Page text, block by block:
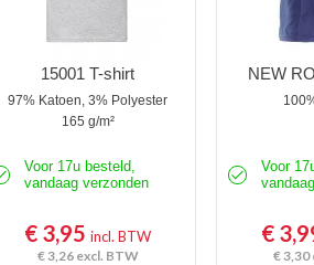
15001 T-shirt
97% Katoen, 3% Polyester
165 g/m²
Voor 17u besteld,
vandaag verzonden
€ 3,95incl. BTW
€ 3,26 excl. BTW
NEW
Voor
€
€ 3,30